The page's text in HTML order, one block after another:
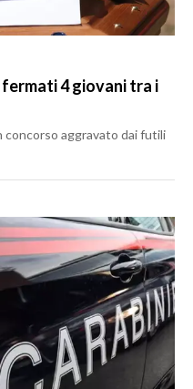
4 giovani tra i
aggravato dai futili